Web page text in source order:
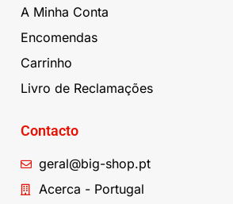
A Minha Conta
Encomendas
Carrinho
Livro de Reclamações
Contacto
geral@big-shop.pt
Acerca - Portugal